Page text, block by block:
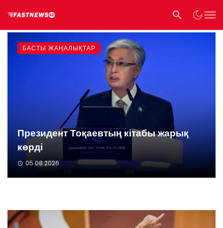
Президент Тоқаевтың кітабы жарық
көрді
05.08.2026
БАСТЫ ЖАҢАЛЫҚТАР